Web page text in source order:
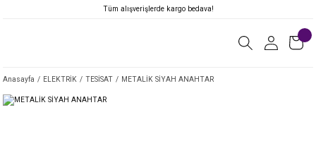
Tüm alışverişlerde kargo bedava!
Anasayfa ELEKTRİK TESİSAT METALİK SİYAH ANAHTAR